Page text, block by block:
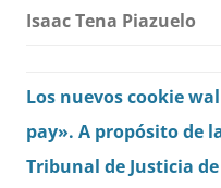
Isaac Tena Piazuelo
Los nuevos cookie
pay». A propósito de
Tribunal de Justicia